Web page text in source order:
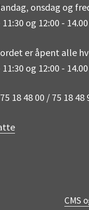
onsdag og
og 12:00 - 14.00
er åpent alle
og 12:00 - 14.00
18 48 00 / 75 18 48
CMS